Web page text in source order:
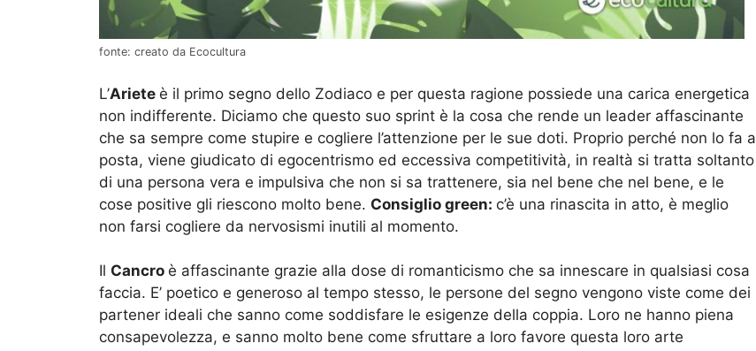
fonte: creato da Ecocultura
L’Ariete è il primo segno dello Zodiaco e per questa ragione possiede una carica energetica
non indifferente. Diciamo che questo suo sprint è la cosa che rende un leader affascinante
che sa sempre come stupire e cogliere l’attenzione per le sue doti. Proprio perché non lo fa a
posta, viene giudicato di egocentrismo ed eccessiva competitività, in realtà si tratta soltanto
di una persona vera e impulsiva che non si sa trattenere, sia nel bene che nel bene, e le
cose positive gli riescono molto bene. Consiglio green: c’è una rinascita in atto, è meglio
non farsi cogliere da nervosismi inutili al momento.
Il Cancro è affascinante grazie alla dose di romanticismo che sa innescare in qualsiasi cosa
faccia. E’ poetico e generoso al tempo stesso, le persone del segno vengono viste come dei
partener ideali che sanno come soddisfare le esigenze della coppia. Loro ne hanno piena
consapevolezza, e sanno molto bene come sfruttare a loro favore questa loro arte